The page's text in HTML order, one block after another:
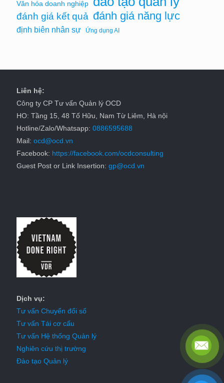
Văn hóa doanh nghiệp
đánh giá kết quả đánh giá năng lực
định biên nhân sự Ứng dụng AI
Liên hệ:
Công ty CP Tư vấn Quản lý OCD
HO: Tầng 15, 48 Tố Hữu, Nam Từ Liêm, Hà nội
Hotline/Zalo/Whatsapp: 0886595688
Mail: ocd@ocd.vn
Facebook: https://facebook.com/ocdconsulting
Guest Post or Link Insertion: gp@ocd.vn
Dịch vụ:
Tư vấn Chuyển đổi số
Tư vấn Tái cơ cấu
Tư vấn Hệ thống Quản lý
Nghiên cứu thị trường
Đào tạo Quản lý